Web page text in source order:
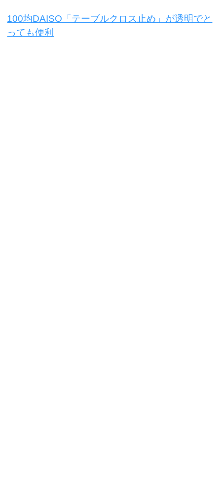
100均DAISO「テーブルクロス止め」が透明でと
っても便利